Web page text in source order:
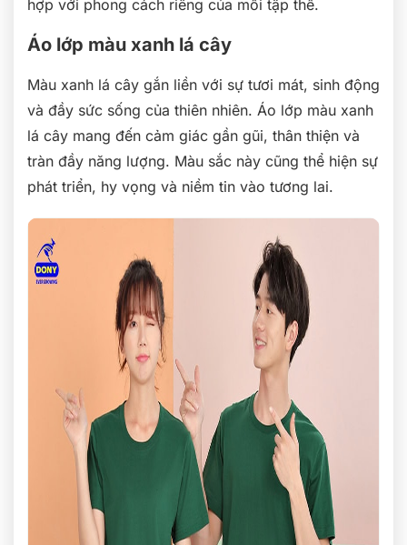
hợp với phong cách riêng của mỗi tập thể.
Áo lớp màu xanh lá cây
Màu xanh lá cây gắn liền với sự tươi mát, sinh động
và đầy sức sống của thiên nhiên. Áo lớp màu xanh
lá cây mang đến cảm giác gần gũi, thân thiện và
tràn đầy năng lượng. Màu sắc này cũng thể hiện sự
phát triển, hy vọng và niềm tin vào tương lai.